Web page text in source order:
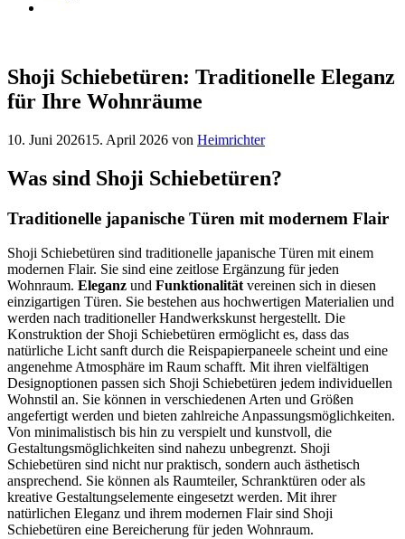
Shoji Schiebetüren: Traditionelle Eleganz
für Ihre Wohnräume
10. Juni 202615. April 2026 von Heimrichter
Was sind Shoji Schiebetüren?
Traditionelle japanische Türen mit modernem Flair
Shoji Schiebetüren sind traditionelle japanische Türen mit einem
modernen Flair. Sie sind eine zeitlose Ergänzung für jeden
Wohnraum. Eleganz und Funktionalität vereinen sich in diesen
einzigartigen Türen. Sie bestehen aus hochwertigen Materialien und
werden nach traditioneller Handwerkskunst hergestellt. Die
Konstruktion der Shoji Schiebetüren ermöglicht es, dass das
natürliche Licht sanft durch die Reispapierpaneele scheint und eine
angenehme Atmosphäre im Raum schafft. Mit ihren vielfältigen
Designoptionen passen sich Shoji Schiebetüren jedem individuellen
Wohnstil an. Sie können in verschiedenen Arten und Größen
angefertigt werden und bieten zahlreiche Anpassungsmöglichkeiten.
Von minimalistisch bis hin zu verspielt und kunstvoll, die
Gestaltungsmöglichkeiten sind nahezu unbegrenzt. Shoji
Schiebetüren sind nicht nur praktisch, sondern auch ästhetisch
ansprechend. Sie können als Raumteiler, Schranktüren oder als
kreative Gestaltungselemente eingesetzt werden. Mit ihrer
natürlichen Eleganz und ihrem modernen Flair sind Shoji
Schiebetüren eine Bereicherung für jeden Wohnraum.